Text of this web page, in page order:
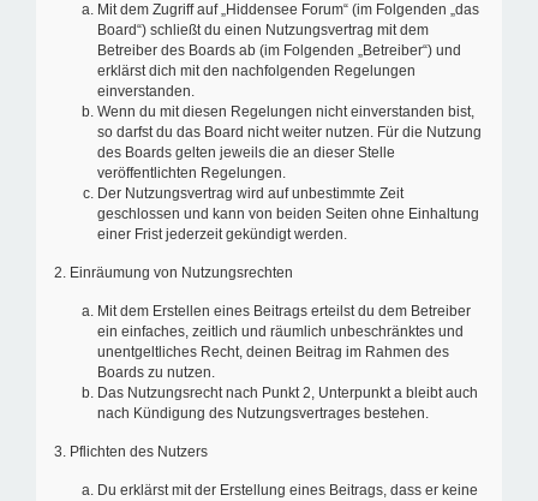
Mit dem Zugriff auf „Hiddensee Forum“ (im Folgenden „das
Board“) schließt du einen Nutzungsvertrag mit dem
Betreiber des Boards ab (im Folgenden „Betreiber“) und
erklärst dich mit den nachfolgenden Regelungen
einverstanden.
Wenn du mit diesen Regelungen nicht einverstanden bist,
so darfst du das Board nicht weiter nutzen. Für die Nutzung
des Boards gelten jeweils die an dieser Stelle
veröffentlichten Regelungen.
Der Nutzungsvertrag wird auf unbestimmte Zeit
geschlossen und kann von beiden Seiten ohne Einhaltung
einer Frist jederzeit gekündigt werden.
2. Einräumung von Nutzungsrechten
Mit dem Erstellen eines Beitrags erteilst du dem Betreiber
ein einfaches, zeitlich und räumlich unbeschränktes und
unentgeltliches Recht, deinen Beitrag im Rahmen des
Boards zu nutzen.
Das Nutzungsrecht nach Punkt 2, Unterpunkt a bleibt auch
nach Kündigung des Nutzungsvertrages bestehen.
3. Pflichten des Nutzers
Du erklärst mit der Erstellung eines Beitrags, dass er keine